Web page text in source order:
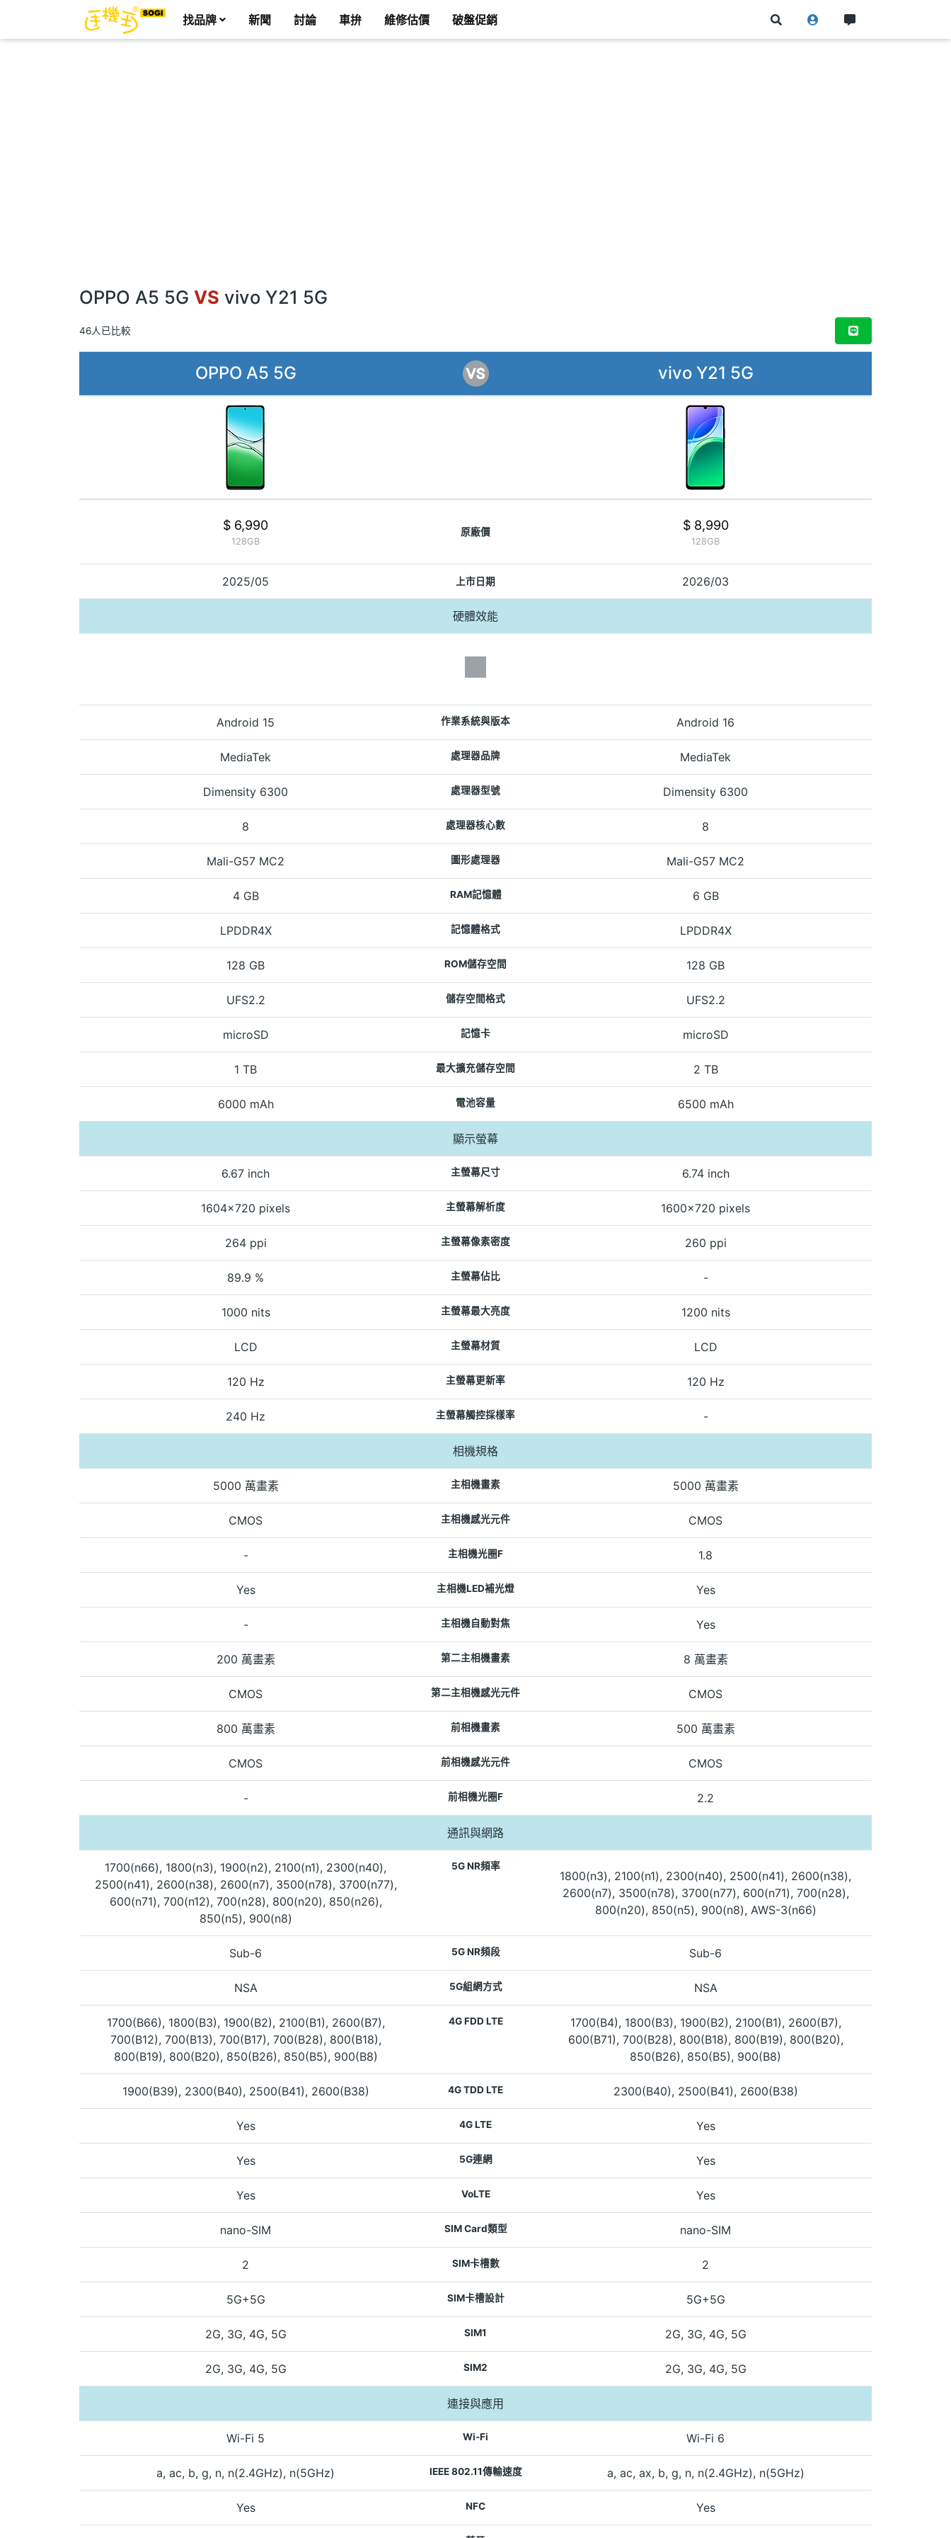
找品牌 新聞 討論 車拚 維修估價 破盤促銷
OPPO A5 5G VS vivo Y21 5G
46人已比較
OPPO A5 5G vivo Y21 5G
$ 6,990
128GB
原廠價 $ 8,990
128GB
2025/05 上市日期 2026/03
硬體效能
Android 15 作業系統與版本 Android 16
MediaTek 處理器品牌 MediaTek
Dimensity 6300 處理器型號 Dimensity 6300
8 處理器核心數 8
Mali-G57 MC2 圖形處理器 Mali-G57 MC2
4 GB RAM記憶體 6 GB
LPDDR4X 記憶體格式 LPDDR4X
128 GB ROM儲存空間 128 GB
UFS2.2 儲存空間格式 UFS2.2
microSD 記憶卡 microSD
1 TB 最大擴充儲存空間 2 TB
6000 mAh 電池容量 6500 mAh
顯示螢幕
6.67 inch 主螢幕尺寸 6.74 inch
1604x720 pixels 主螢幕解析度 1600x720 pixels
264 ppi 主螢幕像素密度 260 ppi
89.9 % 主螢幕佔比 -
1000 nits 主螢幕最大亮度 1200 nits
LCD 主螢幕材質 LCD
120 Hz 主螢幕更新率 120 Hz
240 Hz 主螢幕觸控採樣率 -
相機規格
5000 萬畫素 主相機畫素 5000 萬畫素
CMOS 主相機感光元件 CMOS
- 主相機光圈F 1.8
Yes 主相機LED補光燈 Yes
- 主相機自動對焦 Yes
200 萬畫素 第二主相機畫素 8 萬畫素
CMOS 第二主相機感光元件 CMOS
800 萬畫素 前相機畫素 500 萬畫素
CMOS 前相機感光元件 CMOS
- 前相機光圈F 2.2
通訊與網路
1700(n66), 1800(n3), 1900(n2), 2100(n1), 2300(n40),
2500(n41), 2600(n38), 2600(n7), 3500(n78), 3700(n77),
600(n71), 700(n12), 700(n28), 800(n20), 850(n26),
850(n5), 900(n8)
5G NR頻率
1800(n3), 2100(n1), 2300(n40), 2500(n41), 2600(n38),
2600(n7), 3500(n78), 3700(n77), 600(n71), 700(n28),
800(n20), 850(n5), 900(n8), AWS-3(n66)
Sub-6 5G NR頻段 Sub-6
NSA 5G組網方式 NSA
1700(B66), 1800(B3), 1900(B2), 2100(B1), 2600(B7),
700(B12), 700(B13), 700(B17), 700(B28), 800(B18),
800(B19), 800(B20), 850(B26), 850(B5), 900(B8)
4G FDD LTE
1700(B4), 1800(B3), 1900(B2), 2100(B1), 2600(B7),
600(B71), 700(B28), 800(B18), 800(B19), 800(B20),
850(B26), 850(B5), 900(B8)
1900(B39), 2300(B40), 2500(B41), 2600(B38) 4G TDD LTE 2300(B40), 2500(B41), 2600(B38)
Yes 4G LTE Yes
Yes 5G連網 Yes
Yes VoLTE Yes
nano-SIM SIM Card類型 nano-SIM
2 SIM卡槽數 2
5G+5G SIM卡槽設計 5G+5G
2G, 3G, 4G, 5G SIM1 2G, 3G, 4G, 5G
2G, 3G, 4G, 5G SIM2 2G, 3G, 4G, 5G
連接與應用
Wi-Fi 5 Wi-Fi Wi-Fi 6
a, ac, b, g, n, n(2.4GHz), n(5GHz) IEEE 802.11傳輸速度 a, ac, ax, b, g, n, n(2.4GHz), n(5GHz)
Yes NFC Yes